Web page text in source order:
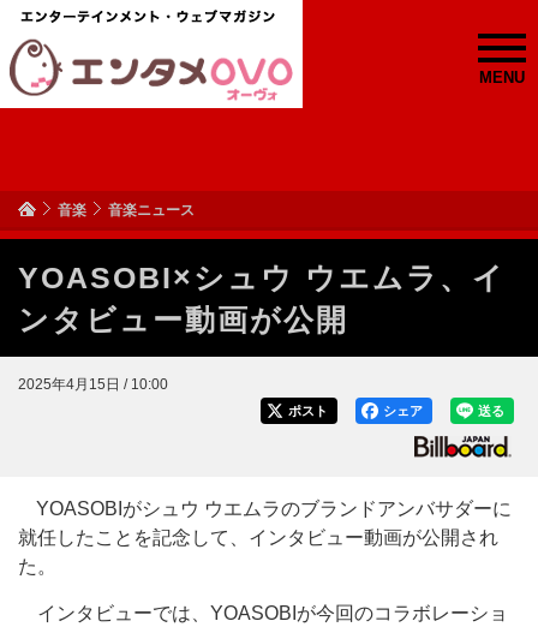
MENU
音楽 音楽ニュース
YOASOBI×シュウ ウエムラ、イ
ンタビュー動画が公開
2025年4月15日 / 10:00
送る
シェア
ポスト
YOASOBIがシュウ ウエムラのブランドアンバサダーに
就任したことを記念して、インタビュー動画が公開され
た。
インタビューでは、YOASOBIが今回のコラボレーショ